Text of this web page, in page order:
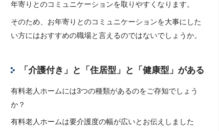
年寄りとのコミュニケーションを取りやすくなります。
そのため、お年寄りとのコミュニケーションを大事にした
い方にはおすすめの職場と言えるのではないでしょうか。
「介護付き」と「住居型」と「健康型」がある
有料老人ホームには3つの種類があるのをご存知でしょう
か？
有料老人ホームは要介護度の幅が広いとお伝えしました